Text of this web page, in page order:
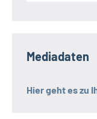
Mediadaten
Hier geht es zu